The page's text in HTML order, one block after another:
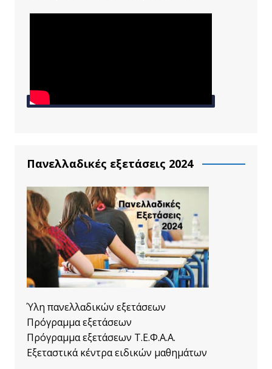
Πανελλαδικές εξετάσεις 2024
Ύλη πανελλαδικών εξετάσεων
Πρόγραμμα εξετάσεων
Πρόγραμμα εξετάσεων Τ.Ε.Φ.Α.Α.
Εξεταστικά κέντρα ειδικών μαθημάτων